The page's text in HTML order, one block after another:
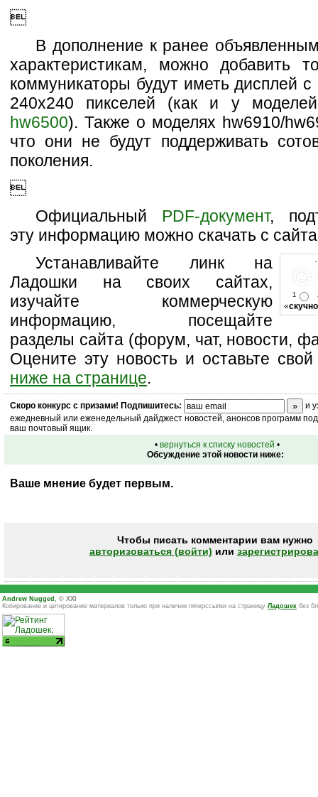

В дополнение к ранее
характеристикам, можно добавить
коммуникаторы будут иметь дисплей
240х240 пикселей (как и у
hw6500). Также о моделях hw6910/
что они не будут поддерживать
поколения.

Официальный PDF-документ,
эту информацию можно скачать с
1
«скучно
Устанавливайте линк на
Ладошки на своих сайтах,
изучайте коммерческую
информацию, посещайте
разделы сайта (форум, чат, новости,
Оцените эту новость и оставьте
ниже на странице.
Скоро конкурс с призами! Подпишитесь:
и
ежедневный или еженедельный дайджест новостей, анонсов программ
ваш почтовый ящик.
• вернуться к списку новостей •
Обсуждение этой новости ниже:
Ваше мнение будет первым.
Чтобы писать комментарии вам нужно
авторизоваться (войти) или
Andrew Nugged , © XXI
Копирование и цитирование материалов только при наличии гиперссылки на страницу Ладошек без